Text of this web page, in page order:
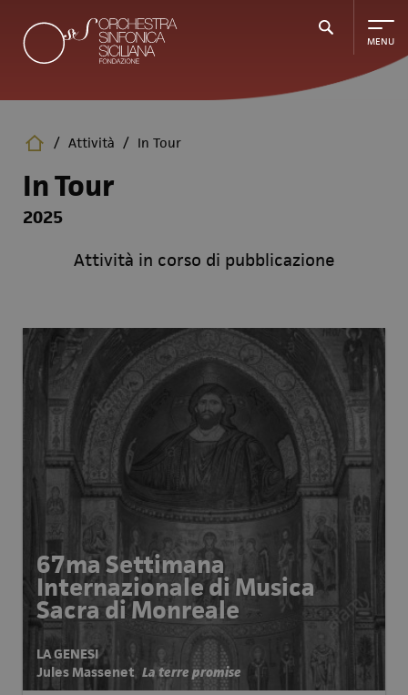
contenuto
principale
/ Attività / In Tour
In Tour
2025
Attività in corso di pubblicazione
67ma Settimana
Internazionale di Musica
Sacra di Monreale
LA GENESI
Jules Massenet La terre promise